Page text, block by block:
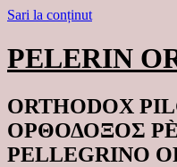
Sari la conținut
PELERIN
ORTHODOX
ΟΡΘΟΔΟΞΟΣ
PELLEGRINO